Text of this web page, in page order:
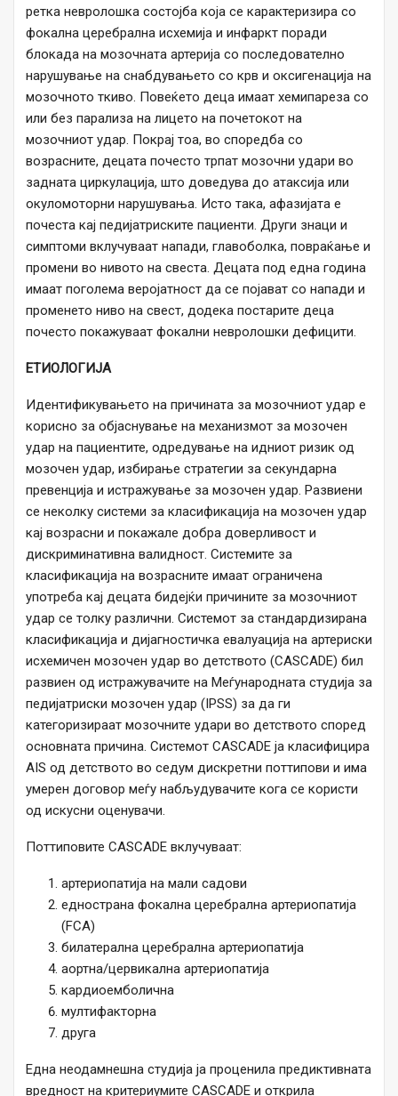
ретка невролошка состојба која се карактеризира со
фокална церебрална исхемија и инфаркт поради
блокада на мозочната артерија со последователно
нарушување на снабдувањето со крв и оксигенација на
мозочното ткиво. Повеќето деца имаат хемипареза со
или без парализа на лицето на почетокот на
мозочниот удар. Покрај тоа, во споредба со
возрасните, децата почесто трпат мозочни удари во
задната циркулација, што доведува до атаксија или
окуломоторни нарушувања. Исто така, афазијата е
почеста кај педијатриските пациенти. Други знаци и
симптоми вклучуваат напади, главоболка, повраќање и
промени во нивото на свеста. Децата под една година
имаат поголема веројатност да се појават со напади и
променето ниво на свест, додека постарите деца
почесто покажуваат фокални невролошки дефицити.
ЕТИОЛОГИЈА
Идентификувањето на причината за мозочниот удар е
корисно за објаснување на механизмот за мозочен
удар на пациентите, одредување на идниот ризик од
мозочен удар, избирање стратегии за секундарна
превенција и истражување за мозочен удар. Развиени
се неколку системи за класификација на мозочен удар
кај возрасни и покажале добра доверливост и
дискриминативна валидност. Системите за
класификација на возрасните имаат ограничена
употреба кај децата бидејќи причините за мозочниот
удар се толку различни. Системот за стандардизирана
класификација и дијагностичка евалуација на артериски
исхемичен мозочен удар во детството (CASCADE) бил
развиен од истражувачите на Меѓународната студија за
педијатриски мозочен удар (IPSS) за да ги
категоризираат мозочните удари во детството според
основната причина. Системот CASCADE ја класифицира
AIS од детството во седум дискретни поттипови и има
умерен договор меѓу набљудувачите кога се користи
од искусни оценувачи.
Поттиповите CASCADE вклучуваат:
артериопатија на мали садови
еднострана фокална церебрална артериопатија
(FCA)
билатерална церебрална артериопатија
аортна/цервикална артериопатија
кардиоемболична
мултифакторна
друга
Една неодамнешна студија ја проценила предиктивната
вредност на критериумите CASCADE и открила